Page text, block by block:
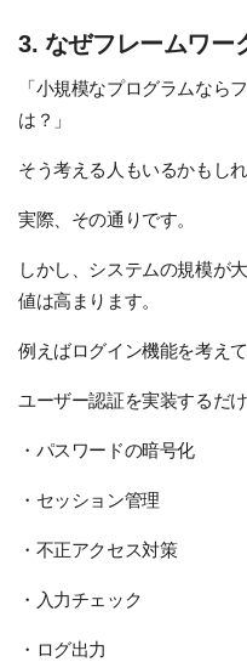
3. なぜフレームワー
「小規模なプログラムなら
は？」
そう考える人もいるかもしれ
実際、その通りです。
しかし、システムの規模が
値は高まります。
例えばログイン機能を考えて
ユーザー認証を実装するだけ
・パスワードの暗号化
・セッション管理
・不正アクセス対策
・入力チェック
・ログ出力